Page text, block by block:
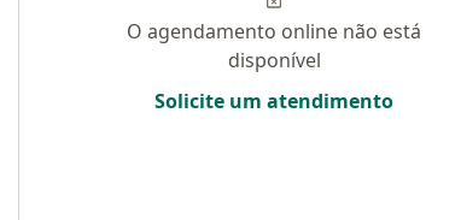
O agendamento online não está
disponível
Solicite um atendimento